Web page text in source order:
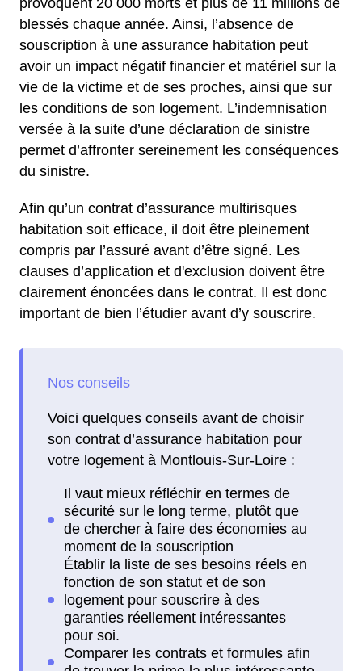
provoquent 20 000 morts et plus de 11 millions de
blessés chaque année. Ainsi, l’absence de
souscription à une assurance habitation peut
avoir un impact négatif financier et matériel sur la
vie de la victime et de ses proches, ainsi que sur
les conditions de son logement. L’indemnisation
versée à la suite d’une déclaration de sinistre
permet d’affronter sereinement les conséquences
du sinistre.
Afin qu’un contrat d’assurance multirisques
habitation soit efficace, il doit être pleinement
compris par l’assuré avant d’être signé. Les
clauses d’application et d'exclusion doivent être
clairement énoncées dans le contrat. Il est donc
important de bien l’étudier avant d’y souscrire.
Voici quelques conseils avant de choisir
son contrat d’assurance habitation pour
votre logement à Montlouis-Sur-Loire :